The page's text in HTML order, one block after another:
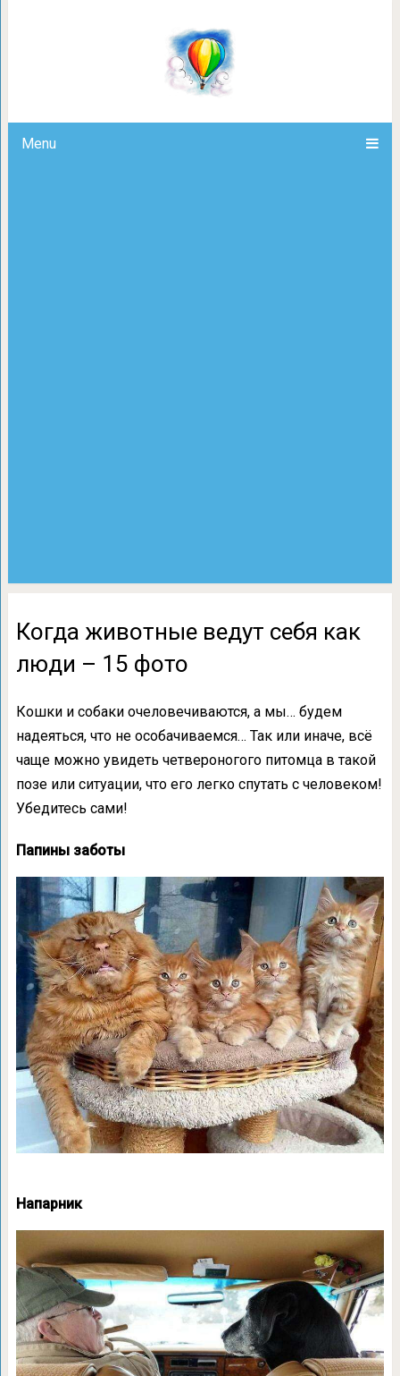
Menu
Когда животные ведут
Когда животные ведут себя как
люди – 15 фото
Кошки и собаки очеловечиваются, а мы… будем
надеяться, что не особачиваемся… Так или иначе, всё
чаще можно увидеть четвероногого питомца в такой
позе или ситуации, что его легко спутать с человеком!
Убедитесь сами!
Папины заботы
Напарник